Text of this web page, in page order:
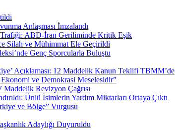
Anlaşması İmzalandı
Trafiği: ABD-İran Geriliminde Kritik Eşik
Silah ve Mühimmat Ele Geçirildi
Genç Sporcularla Buluştu
Açıklaması: 12 Maddelik Kanun Teklifi TBMM’de
ve Demokrasi Meselesidir”
Revizyon Çağrısı
Ünlü İsimlerin Yardım Miktarları Ortaya Çıktı
ve Bölge” Vurgusu
Adaylığı Duyuruldu